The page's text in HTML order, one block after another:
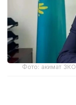
Фото: акимат ЗКО